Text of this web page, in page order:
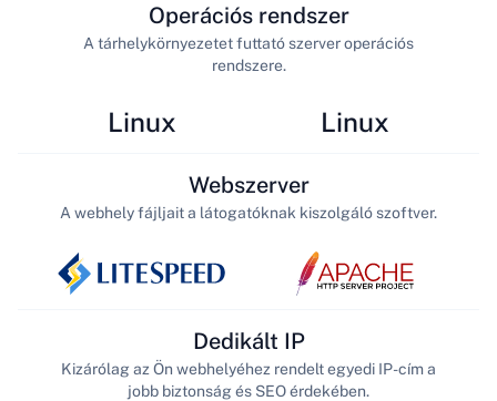
Linux
Operációs rendszer
A tárhelykörnyezetet futtató szerver operációs
rendszere.
Linux
Webszerver
A webhely fájljait a látogatóknak kiszolgáló szoftver.
Dedikált IP
Kizárólag az Ön webhelyéhez rendelt egyedi IP-cím a
jobb biztonság és SEO érdekében.